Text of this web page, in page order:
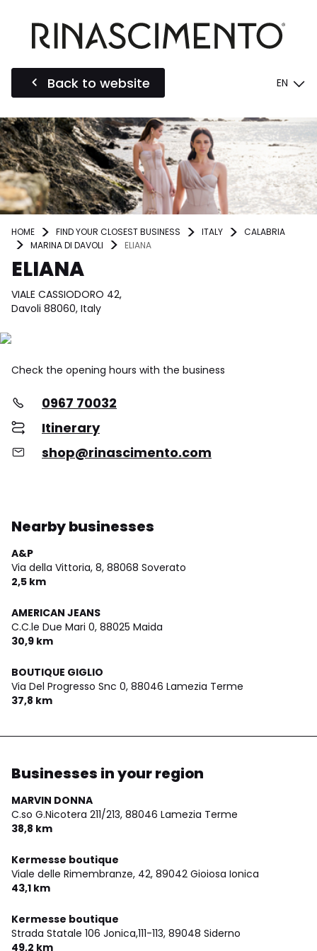
Back to website EN
HOME FIND YOUR CLOSEST BUSINESS ITALY
CALABRIA
MARINA DI DAVOLI
ELIANA
ELIANA
VIALE CASSIODORO 42,
Davoli 88060, Italy
Check the opening hours with the business
0967 70032
Itinerary
shop@rinascimento.com
Nearby businesses
A&P
Via della Vittoria, 8, 88068 Soverato
2,5 km
AMERICAN JEANS
C.C.le Due Mari 0, 88025 Maida
30,9 km
BOUTIQUE GIGLIO
Via Del Progresso Snc 0, 88046 Lamezia Terme
37,8 km
Businesses in your region
MARVIN DONNA
C.so G.Nicotera 211/213, 88046 Lamezia Terme
38,8 km
Kermesse boutique
Viale delle Rimembranze, 42, 89042 Gioiosa Ionica
43,1 km
Kermesse boutique
Strada Statale 106 Jonica,111-113, 89048 Siderno
49,2 km